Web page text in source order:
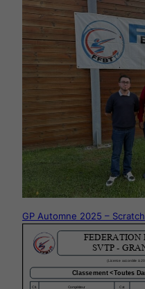
GP Automne 2025 – Scratch